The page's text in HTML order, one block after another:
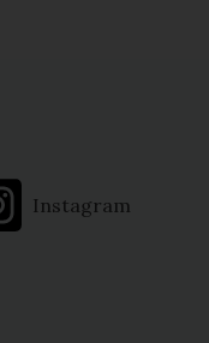
Instagram